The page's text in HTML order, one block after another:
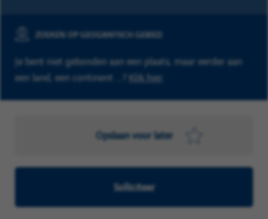
ZOEKEN OP GEOGRAFISCH GEBIED
Je bent niet gebonden aan een plaats, maar eerder aan
een land, een continent ...? Klik hier
Opslaan voor later
Solliciteer